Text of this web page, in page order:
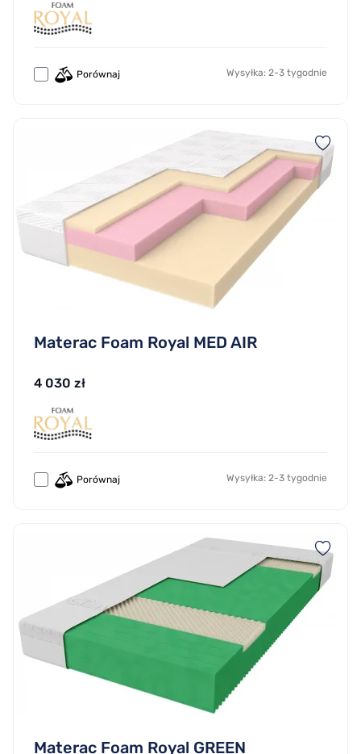
Porównaj Wysyłka: 2-3 tygodnie
Materac Foam Royal MED AIR
4 030 zł
Porównaj Wysyłka: 2-3 tygodnie
Materac Foam Royal GREEN